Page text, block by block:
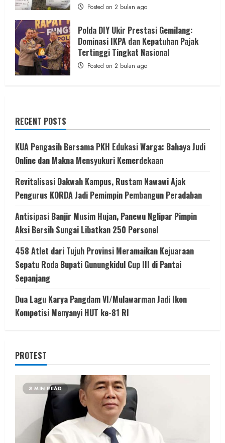
Posted on 2 bulan ago
Polda DIY Ukir Prestasi Gemilang:
Dominasi IKPA dan Kepatuhan Pajak
Tertinggi Tingkat Nasional
Posted on 2 bulan ago
RECENT POSTS
KUA Pengasih Bersama PKH Edukasi Warga: Bahaya Judi
Online dan Makna Mensyukuri Kemerdekaan
Revitalisasi Dakwah Kampus, Rustam Nawawi Ajak
Pengurus KORDA Jadi Pemimpin Pembangun Peradaban
Antisipasi Banjir Musim Hujan, Panewu Nglipar Pimpin
Aksi Bersih Sungai Libatkan 250 Personel
458 Atlet dari Tujuh Provinsi Meramaikan Kejuaraan
Sepatu Roda Bupati Gunungkidul Cup III di Pantai
Sepanjang
Dua Lagu Karya Pangdam VI/Mulawarman Jadi Ikon
Kompetisi Menyanyi HUT ke-81 RI
PROTEST
3 MIN READ